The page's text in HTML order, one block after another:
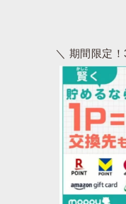
＼ 期間限定